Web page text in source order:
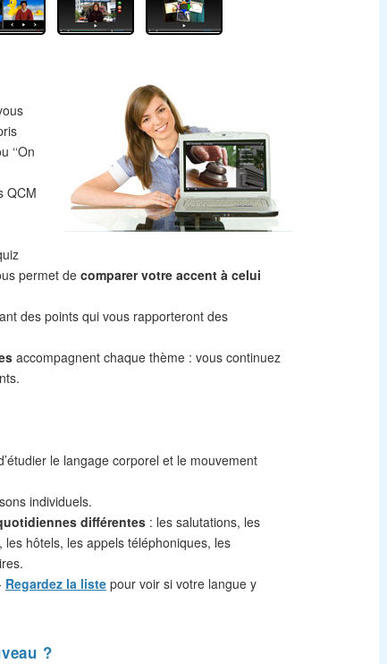
‘‘On
QCM
permet de comparer votre accent à celui
des points qui vous rapporteront des
accompagnent chaque thème : vous continuez
le langage corporel et le mouvement
individuels.
différentes : les salutations, les
hôtels, les appels téléphoniques, les
Regardez la liste pour voir si votre langue y
?